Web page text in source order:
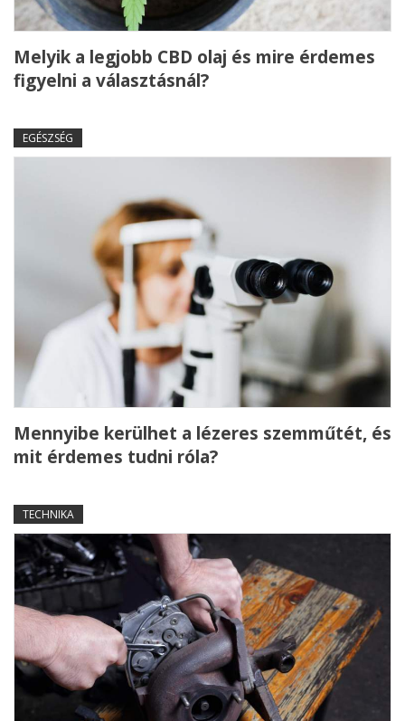
Melyik a legjobb CBD olaj és mire érdemes
figyelni a választásnál?
EGÉSZSÉG
Mennyibe kerülhet a lézeres szemműtét, és
mit érdemes tudni róla?
TECHNIKA